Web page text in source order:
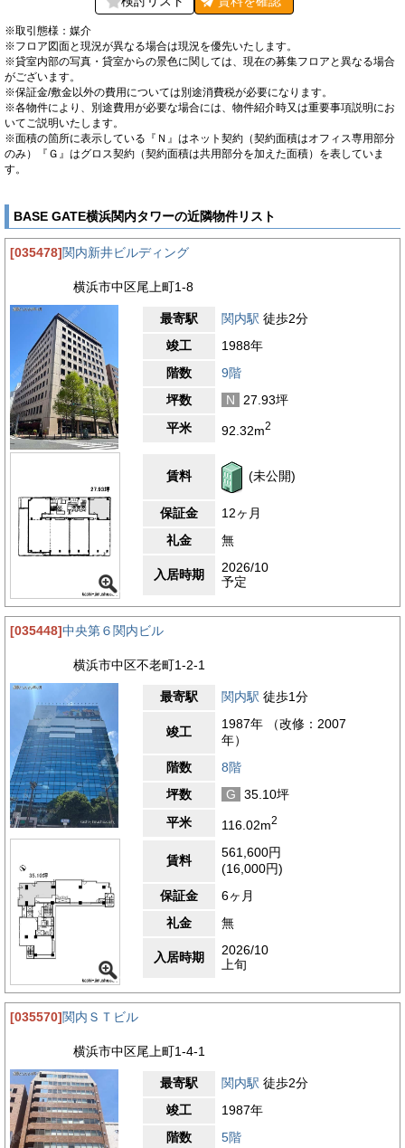
※取引態様：媒介
※フロア図面と現況が異なる場合は現況を優先いたします。
※貸室内部の写真・貸室からの景色に関しては、現在の募集フロアと異なる場合
がございます。
※保証金/敷金以外の費用については別途消費税が必要になります。
※各物件により、別途費用が必要な場合には、物件紹介時又は重要事項説明にお
いてご説明いたします。
※面積の箇所に表示している『Ｎ』はネット契約（契約面積はオフィス専用部分
のみ）『Ｇ』はグロス契約（契約面積は共用部分を加えた面積）を表していま
す。
BASE GATE横浜関内タワーの近隣物件リスト
[035478]関内新井ビルディング
横浜市中区尾上町1-8
最寄駅 関内駅 徒歩2分
竣工
1988年
階数
9階
坪数
N
27.93坪
平米
92.32m2
賃料 (未公開)
保証金
12ヶ月
礼金
無
入居時期
2026/10
予定
[035448]中央第６関内ビル
横浜市中区不老町1-2-1
最寄駅 関内駅 徒歩1分
竣工
1987年 （改修：2007
年）
階数
8階
坪数
G
35.10坪
平米
116.02m2
賃料
561,600円
(16,000円)
保証金
6ヶ月
礼金
無
入居時期
2026/10
上旬
[035570]関内ＳＴビル
横浜市中区尾上町1-4-1
最寄駅 関内駅 徒歩2分
竣工
1987年
階数
5階